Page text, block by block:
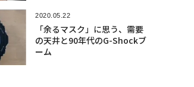
2020.05.22
「余るマスク」に思う、需要
の天井と90年代のG-Shockブ
ーム